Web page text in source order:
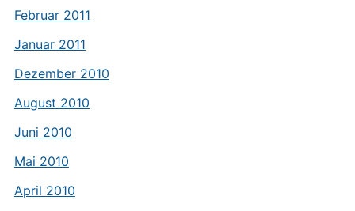
Februar 2011
Januar 2011
Dezember 2010
August 2010
Juni 2010
Mai 2010
April 2010